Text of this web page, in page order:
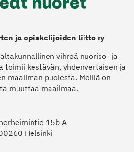
ja opiskelijoiden liitto ry
vihreä nuoriso- ja
toimii kestävän, yhdenvertaisen ja
maailman puolesta. Meillä on
muuttaa maailmaa.
15b A
Helsinki